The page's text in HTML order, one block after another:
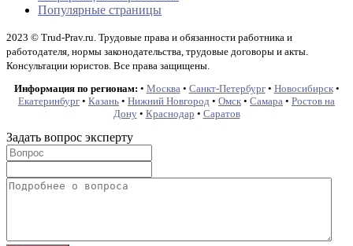
Популярные страницы
2023 © Trud-Prav.ru. Трудовые права и обязанности работника и
работодателя, нормы законодательства, трудовые договоры и акты.
Консультации юристов. Все права защищены.
Информация по регионам: • Москва • Санкт-Петербург• Новосибирск•
Екатеринбург • Казань • Нижний Новгород • Омск • Самара • Ростов на
Дону• Краснодар • Саратов
Задать вопрос эксперту